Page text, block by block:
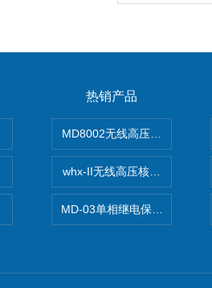
热销产品
MD8002无线高压核相仪
whx-II无线高压核相仪
MD-03单相继电保护测试仪价